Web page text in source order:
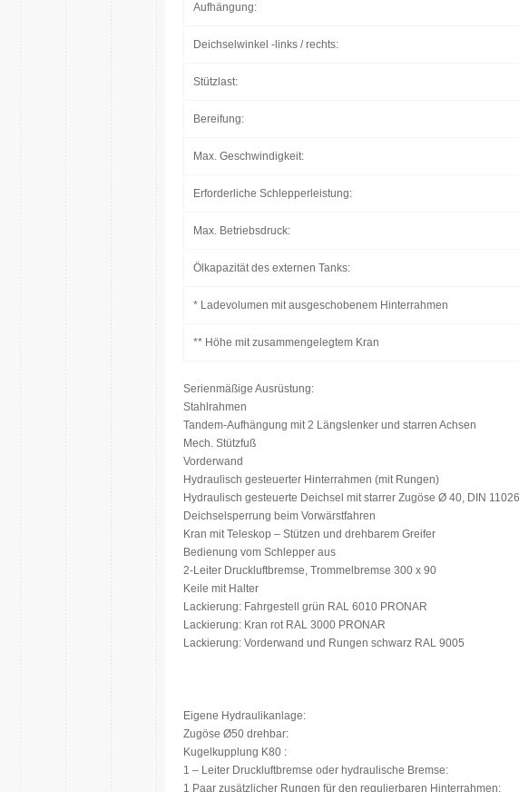
Aufhängung:
Deichselwinkel -links / rechts:
Stützlast:
Bereifung:
Max. Geschwindigkeit:
Erforderliche Schlepperleistung:
Max. Betriebsdruck:
Ölkapazität des externen Tanks:
* Ladevolumen mit ausgeschobenem Hinterrahmen
** Höhe mit zusammengelegtem Kran
Serienmäßige Ausrüstung:
Stahlrahmen
Tandem-Aufhängung mit 2 Längslenker und starren Achsen
Mech. Stützfuß
Vorderwand
Hydraulisch gesteuerter Hinterrahmen (mit Rungen)
Hydraulisch gesteuerte Deichsel mit starrer Zugöse Ø 40, DIN 11026
Deichselsperrung beim Vorwärstfahren
Kran mit Teleskop – Stützen und drehbarem Greifer
Bedienung vom Schlepper aus
2-Leiter Druckluftbremse, Trommelbremse 300 x 90
Keile mit Halter
Lackierung: Fahrgestell grün RAL 6010 PRONAR
Lackierung: Kran rot RAL 3000 PRONAR
Lackierung: Vorderwand und Rungen schwarz RAL 9005
Eigene Hydraulikanlage:
Zugöse Ø50 drehbar:
Kugelkupplung K80 :
1 – Leiter Druckluftbremse oder hydraulische Bremse:
1 Paar zusätzlicher Rungen für den regulierbaren Hinterrahmen: